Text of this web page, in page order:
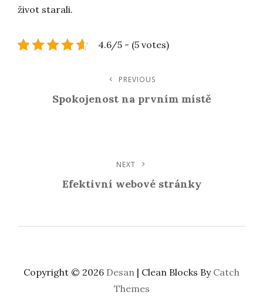
život starali.
4.6/5 - (5 votes)
PREVIOUS
Spokojenost na prvním místě
NEXT
Efektivní webové stránky
Copyright © 2026 Desan | Clean Blocks By Catch
Themes